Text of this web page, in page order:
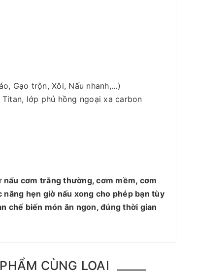
Gạo trộn, Xôi, Nấu nhanh,…)
lớp phủ hồng ngoại xa carbon
nấu cơm trắng thường, cơm mềm, cơm
hẹn giờ nấu xong cho phép bạn tùy
chế biến món ăn ngon, đúng thời gian
CÙNG LOẠI